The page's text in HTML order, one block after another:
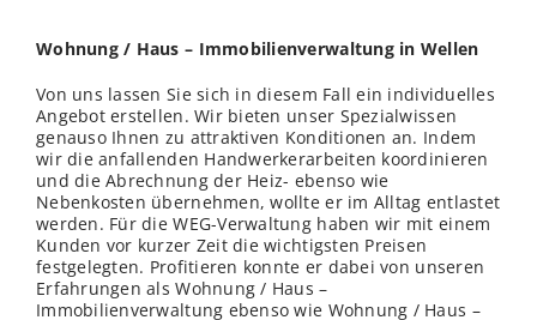
Wohnung / Haus – Immobilienverwaltung in Wellen
Von uns lassen Sie sich in diesem Fall ein individuelles
Angebot erstellen. Wir bieten unser Spezialwissen
genauso Ihnen zu attraktiven Konditionen an. Indem
wir die anfallenden Handwerkerarbeiten koordinieren
und die Abrechnung der Heiz- ebenso wie
Nebenkosten übernehmen, wollte er im Alltag entlastet
werden. Für die WEG-Verwaltung haben wir mit einem
Kunden vor kurzer Zeit die wichtigsten Preisen
festgelegten. Profitieren konnte er dabei von unseren
Erfahrungen als Wohnung / Haus –
Immobilienverwaltung ebenso wie Wohnung / Haus –